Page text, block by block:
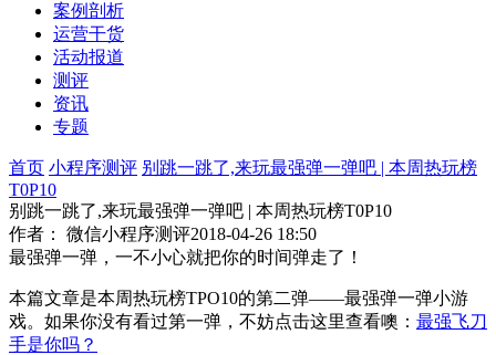
案例剖析
运营干货
活动报道
测评
资讯
专题
首页 小程序测评 别跳一跳了,来玩最强弹一弹吧 | 本周热玩榜
T0P10
别跳一跳了,来玩最强弹一弹吧 | 本周热玩榜T0P10
作者： 微信小程序测评2018-04-26 18:50
最强弹一弹，一不小心就把你的时间弹走了！
本篇文章是本周热玩榜TPO10的第二弹——最强弹一弹小游
戏。如果你没有看过第一弹，不妨点击这里查看噢： 最强飞刀
手是你吗？